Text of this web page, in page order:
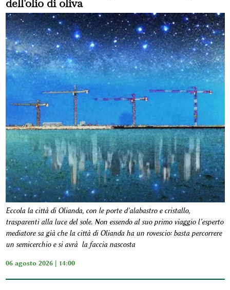
dell'olio di oliva
Eccola la città di Olianda, con le porte d’alabastro e cristallo,
trasparenti alla luce del sole. Non essendo al suo primo viaggio l’esperto
mediatore sa già che la città di Olianda ha un rovescio: basta percorrere
un semicerchio e si avrà la faccia nascosta
06 agosto 2026 | 14:00